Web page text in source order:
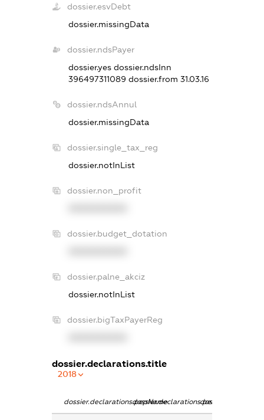
dossier.esvDebt
dossier.missingData
dossier.ndsPayer
dossier.yesdossier.ndsInn
396497311089dossier.from 31.03.16
dossier.ndsAnnul
dossier.missingData
dossier.single_tax_reg
dossier.notInList
dossier.non_profit
dossier.budget_dotation
dossier.palne_akciz
dossier.notInList
dossier.bigTaxPayerReg
dossier.declarations.title
2018
dossier.declarations.pepNamedossier.declarations.personName